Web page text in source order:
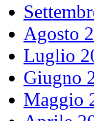
Agosto
Luglio
Giugno
Maggio